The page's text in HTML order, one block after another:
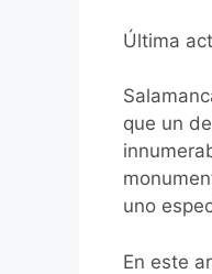
Última
que un
uno
En este